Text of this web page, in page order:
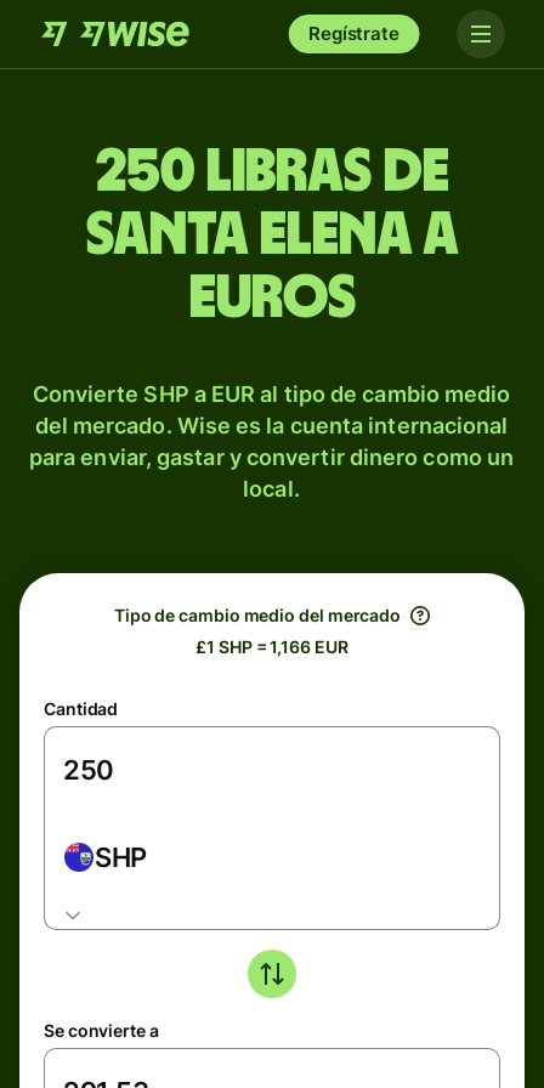
Regístrate
250 libras de
Santa Elena a
euros
Convierte SHP a EUR al tipo de cambio medio
del mercado. Wise es la cuenta internacional
para enviar, gastar y convertir dinero como un
local.
Tipo de cambio medio del mercado
£1 SHP = 1,166 EUR
Cantidad
SHP
Se convierte a